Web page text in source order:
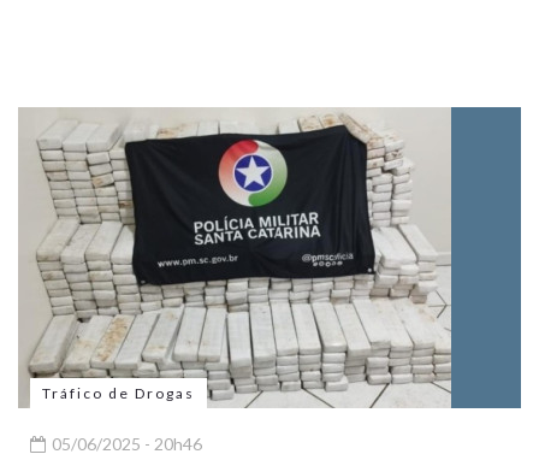
Tráfico de Drogas
05/06/2025 - 20h46